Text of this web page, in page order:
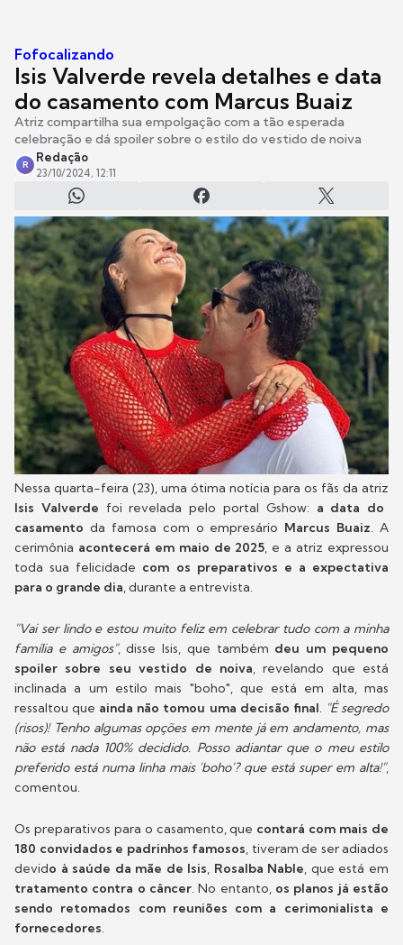
Fofocalizando
Isis Valverde revela detalhes e data
do casamento com Marcus Buaiz
Atriz compartilha sua empolgação com a tão esperada
celebração e dá spoiler sobre o estilo do vestido de noiva
R
Redação
23/10/2024, 12:11
Nessa quarta-feira (23), uma ótima notícia para os fãs da atriz
Isis Valverde foi revelada pelo portal Gshow: a data do
casamento da famosa com o empresário Marcus Buaiz. A
cerimônia acontecerá em maio de 2025, e a atriz expressou
toda sua felicidade com os preparativos e a expectativa
para o grande dia, durante a entrevista.
"Vai ser lindo e estou muito feliz em celebrar tudo com a minha
família e amigos", disse Isis, que também deu um pequeno
spoiler sobre seu vestido de noiva, revelando que está
inclinada a um estilo mais "boho", que está em alta, mas
ressaltou que ainda não tomou uma decisão final. "É segredo
(risos)! Tenho algumas opções em mente já em andamento, mas
não está nada 100% decidido. Posso adiantar que o meu estilo
preferido está numa linha mais 'boho'? que está super em alta!",
comentou.
Os preparativos para o casamento, que contará com mais de
180 convidados e padrinhos famosos, tiveram de ser adiados
devido à saúde da mãe de Isis, Rosalba Nable, que está em
tratamento contra o câncer. No entanto,os planos já estão
sendo retomados com reuniões com a cerimonialista e
fornecedores.